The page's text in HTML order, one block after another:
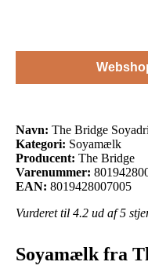
Navn: The Bridge
Kategori: Soyamælk
Producent: The Bridge
Varenummer:
EAN: 8019428007005
Vurderet til 4.2 ud af 5
Soyamælk fra